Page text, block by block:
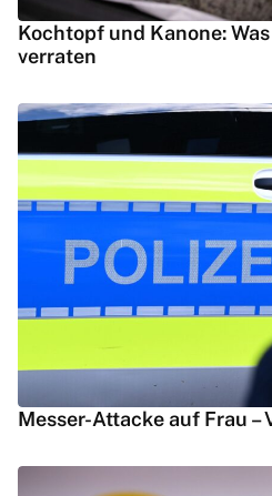
Kochtopf und Kanone:
verraten
Messer-Attacke auf Frau